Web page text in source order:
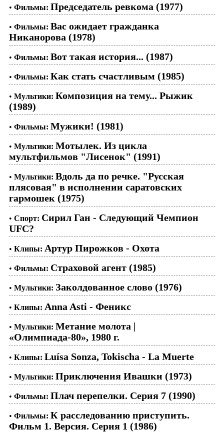
• Фильмы: Председатель ревкома (1977)
• Фильмы: Вас ожидает гражданка
Никанорова (1978)
• Фильмы: Вот такая история... (1987)
• Фильмы: Как стать счастливым (1985)
• Мультики: Композиция на тему... Рыжик
(1989)
• Фильмы: Мужики! (1981)
• Мультики: Мотылек. Из цикла
мультфильмов "Лисенок" (1991)
• Мультики: Вдоль да по речке. "Русская
плясовая" в исполнении саратовских
гармошек (1975)
• Спорт: Сирил Ган - Следующий Чемпион
UFC?
• Клипы: Артур Пирожков - Охота
• Фильмы: Страховой агент (1985)
• Мультики: Заколдованное слово (1976)
• Клипы: Anna Asti - Феникс
• Мультики: Метание молота |
«Олимпиада-80», 1980 г.
• Клипы: Luísa Sonza, Tokischa - La Muerte
• Мультики: Приключения Ивашки (1973)
• Фильмы: Плач перепелки. Серия 7 (1990)
• Фильмы: К расследованию приступить.
Фильм 1. Версия. Серия 1 (1986)